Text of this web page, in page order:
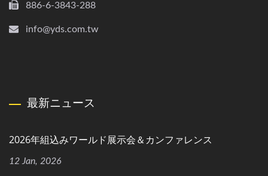
886-6-3843-288
info@yds.com.tw
最新ニュース
2026年組込みワールド展示会＆カンファレンス
12 Jan, 2026